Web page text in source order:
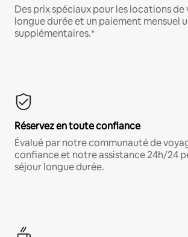
Des prix spéciaux pour les locations de
longue durée et un paiement mensuel
supplémentaires.*
Réservez en toute confiance
Évalué par notre communauté de
confiance et notre assistance 24h/24
séjour longue durée.